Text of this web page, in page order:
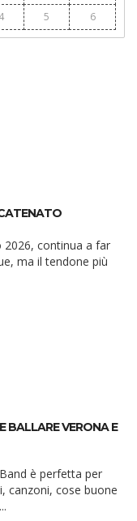
4 5 6
ma il tendone più
BALLARE VERONA E
canzoni, cose buone